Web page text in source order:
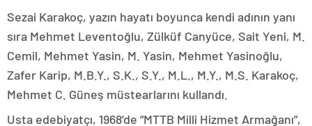
Sezai Karakoç, yazın hayatı boyunca kendi adının yanı
sıra Mehmet Leventoğlu, Zülküf Canyüce, Sait Yeni, M.
Cemil, Mehmet Yasin, M. Yasin, Mehmet Yasinoğlu,
Zafer Karip, M.B.Y., S.K., S.Y., M.L., M.Y., M.S. Karakoç,
Mehmet C. Güneş müstearlarını kullandı.
Usta edebiyatçı, 1968’de “MTTB Milli Hizmet Armağanı”,